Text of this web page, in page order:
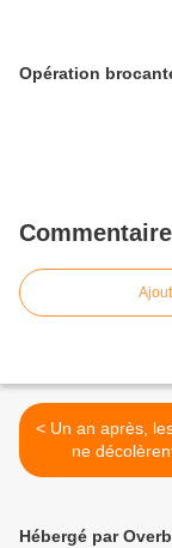
Opération
< Un an après, les Indignés
ne
Hébergé par